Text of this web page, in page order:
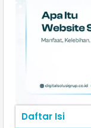
Daftar Isi